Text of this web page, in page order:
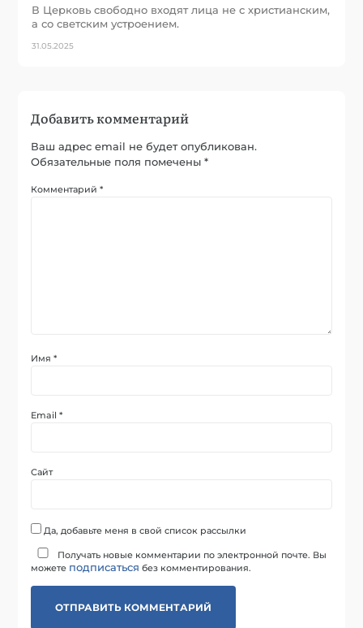
В Церковь свободно входят лица не с христианским,
а со светским устроением.
31.05.2025
Добавить комментарий
Ваш адрес email не будет опубликован.
Обязательные поля помечены*
Комментарий*
Имя*
Email*
Сайт
Да, добавьте меня в свой список рассылки
Получать новые комментарии по электронной почте. Вы
можете подписаться без комментирования.